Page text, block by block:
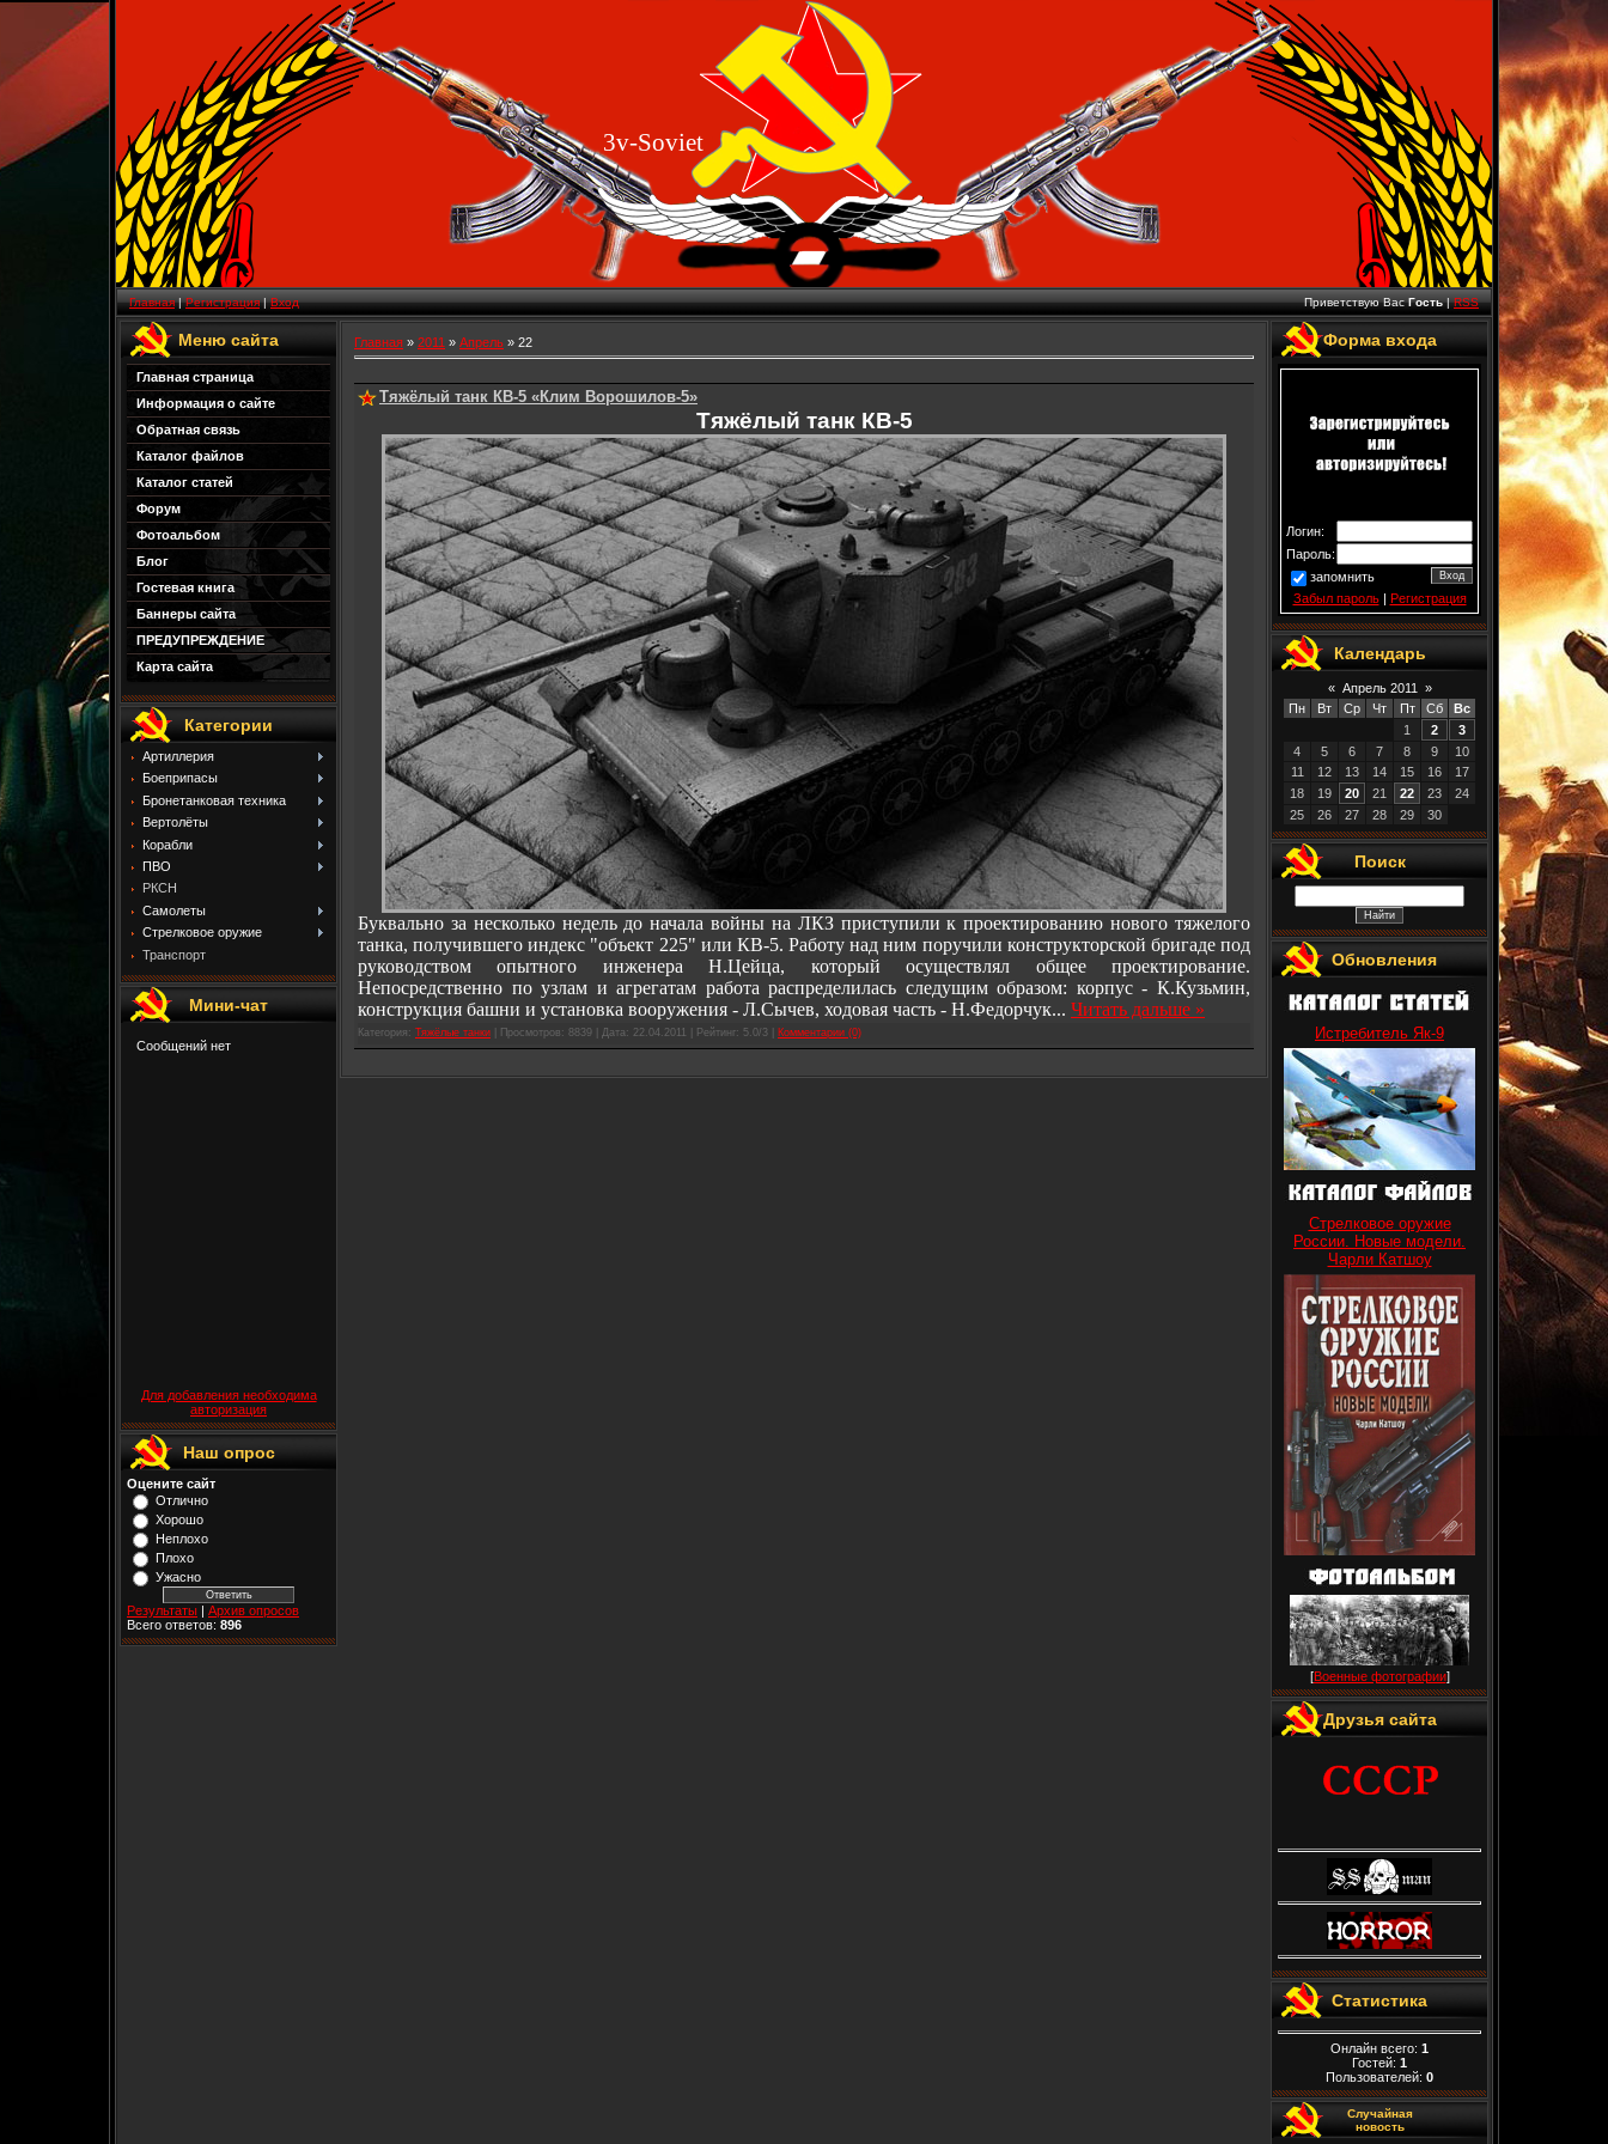
3v-Soviet
Главная|Регистрация|Вход Приветствую Вас Гость|RSS
Меню сайта
Главная страница
Информация о сайте
Обратная связь
Каталог файлов
Каталог статей
Форум
Фотоальбом
Блог
Гостевая книга
Баннеры сайта
ПРЕДУПРЕЖДЕНИЕ
Карта сайта
Категории
Артиллерия
Боеприпасы
Бронетанковая техника
Вертолёты
Корабли
ПВО
РКСН
Самолеты
Стрелковое оружие
Транспорт
Мини-чат
Для добавления необходима
авторизация
Наш опрос
Оцените сайт
Отлично
Хорошо
Неплохо
Плохо
Ужасно
Результаты | Архив опросов
Всего ответов: 896
Главная » 2011 » Апрель » 22
Тяжёлый танк КВ-5 «Клим Ворошилов-5»
Тяжёлый танк КВ-5
Буквально за несколько недель до начала войны на ЛКЗ приступили к проектированию нового тяжелого
танка, получившего индекс "объект 225" или КВ-5. Работу над ним поручили конструкторской бригаде под
руководством опытного инженера Н.Цейца, который осуществлял общее проектирование.
Непосредственно по узлам и агрегатам работа распределилась следущим образом: корпус - К.Кузьмин,
конструкция башни и установка вооружения - Л.Сычев, ходовая часть - Н.Федорчук... Читать дальше »
Категория: Тяжёлые танки | Просмотров: 8839 | Дата: 22.04.2011 | Рейтинг: 5.0/3 | Комментарии (0)
Форма входа
Логин:
Пароль:
запомнить
Забыл пароль| Регистрация
Календарь
« Апрель 2011
»
Пн
Вт Ср Чт Пт Сб
Вс
1
2
3
4
5 6 7 8 9
10
11
12 13 14 15 16
17
18
19 20 21 22 23
24
25
26 27 28 29 30
Поиск
Обновления
Истребитель Як-9
Стрелковое оружие
России. Новые модели.
Чарли Катшоу
[Военные фотографии]
Друзья сайта
Статистика
Онлайн всего: 1
Гостей: 1
Пользователей: 0
Случайная
новость